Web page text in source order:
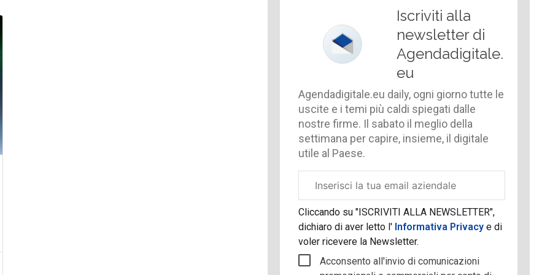
Iscriviti alla
newsletter di
Agendadigitale.
eu
Agendadigitale.eu daily, ogni giorno tutte le
uscite e i temi più caldi spiegati dalle
nostre firme. Il sabato il meglio della
settimana per capire, insieme, il digitale
utile al Paese.
aziendale
Cliccando su "ISCRIVITI ALLA NEWSLETTER",
dichiaro di aver letto l' Informativa Privacye di
voler ricevere la Newsletter.
Acconsento all'invio di comunicazioni